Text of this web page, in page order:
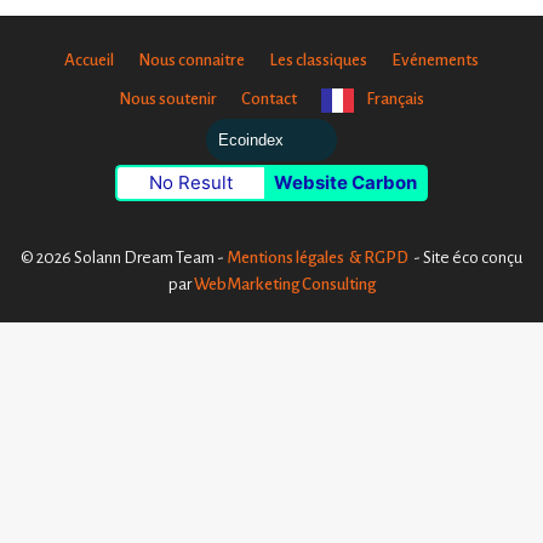
Accueil Nous connaitre Les classiques Evénements
Nous soutenir Contact Français
Ecoindex
No Result Website Carbon
© 2026 Solann Dream Team - Mentions légales & RGPD - Site éco conçu
parWebMarketing Consulting